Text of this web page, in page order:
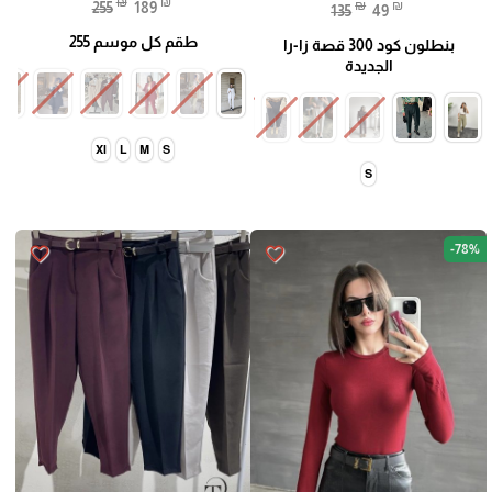
135 ₪ 49 ₪
بنطلون كود 300 قصة زا-را
الجديدة
S
255 189
طقم كل موسم 255
S
M
L
Xl
favorite_border -78%
favorite_border